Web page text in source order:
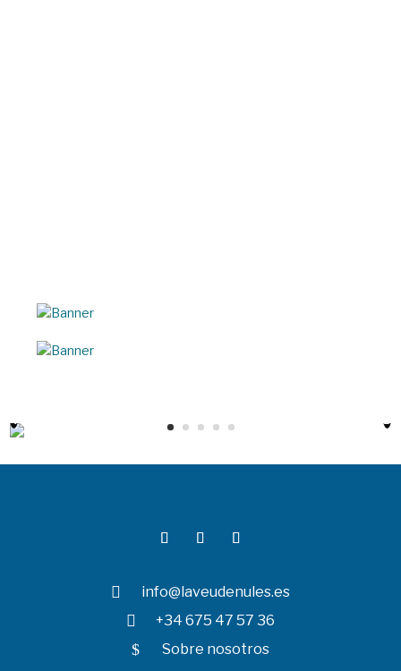
 info@laveudenules.es
 +34 675 47 57 36
$ Sobre nosotros